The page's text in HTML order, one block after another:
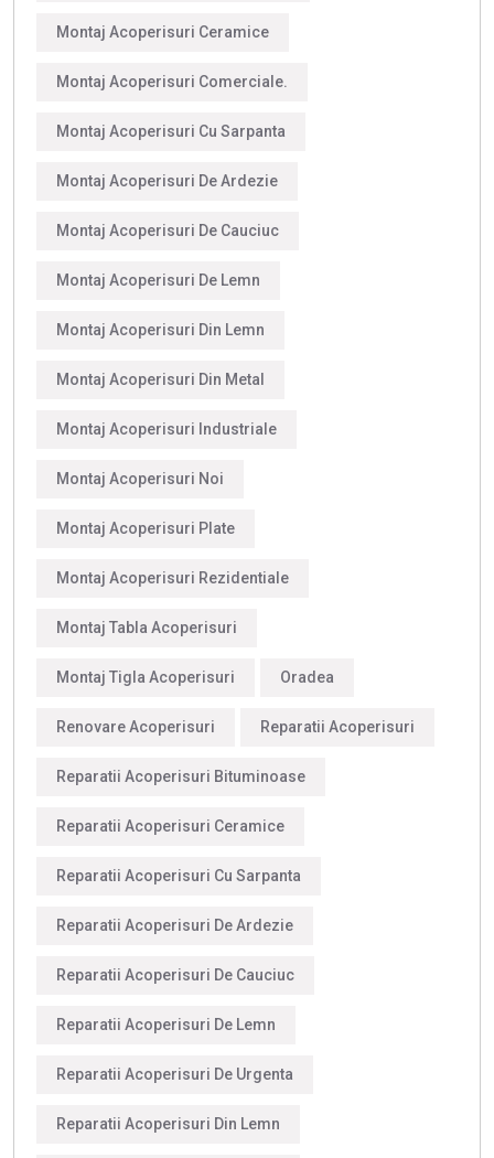
Montaj Acoperisuri Ceramice
Montaj Acoperisuri Comerciale.
Montaj Acoperisuri Cu Sarpanta
Montaj Acoperisuri De Ardezie
Montaj Acoperisuri De Cauciuc
Montaj Acoperisuri De Lemn
Montaj Acoperisuri Din Lemn
Montaj Acoperisuri Din Metal
Montaj Acoperisuri Industriale
Montaj Acoperisuri Noi
Montaj Acoperisuri Plate
Montaj Acoperisuri Rezidentiale
Montaj Tabla Acoperisuri
Montaj Tigla Acoperisuri Oradea
Renovare Acoperisuri Reparatii Acoperisuri
Reparatii Acoperisuri Bituminoase
Reparatii Acoperisuri Ceramice
Reparatii Acoperisuri Cu Sarpanta
Reparatii Acoperisuri De Ardezie
Reparatii Acoperisuri De Cauciuc
Reparatii Acoperisuri De Lemn
Reparatii Acoperisuri De Urgenta
Reparatii Acoperisuri Din Lemn